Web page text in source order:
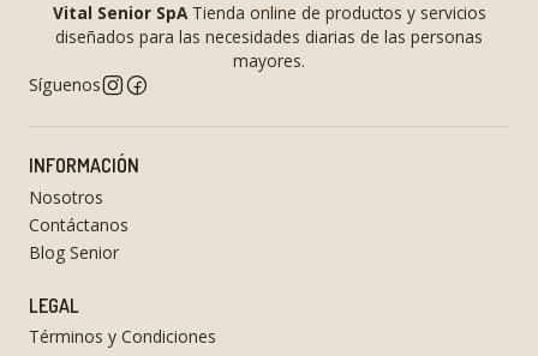
Vital Senior SpATienda online de productos y servicios
diseñados para las necesidades diarias de las personas
mayores.
Síguenos
INFORMACIÓN
Nosotros
Contáctanos
Blog Senior
LEGAL
Términos y Condiciones